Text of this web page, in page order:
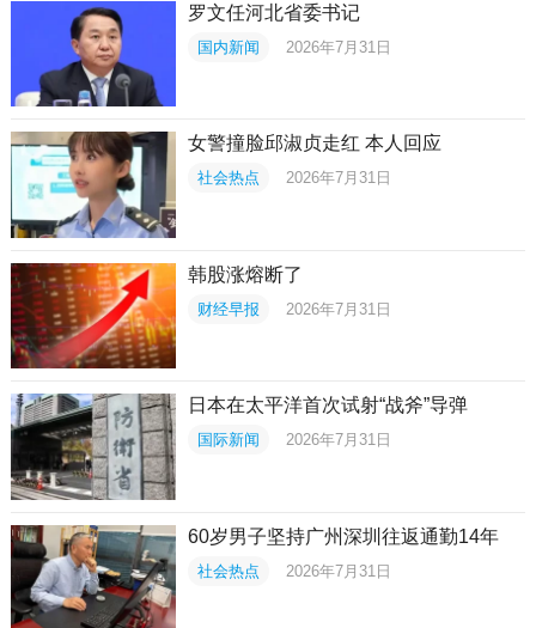
罗文任河北省委书记
国内新闻 2026年7月31日
女警撞脸邱淑贞走红 本人回应
社会热点 2026年7月31日
韩股涨熔断了
财经早报 2026年7月31日
日本在太平洋首次试射“战斧”导弹
国际新闻 2026年7月31日
60岁男子坚持广州深圳往返通勤14年
社会热点 2026年7月31日